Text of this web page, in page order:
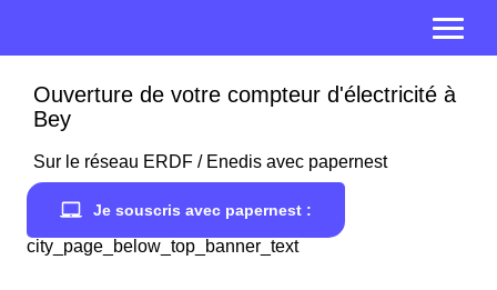
Ouverture de votre compteur d'électricité à
Bey
Sur le réseau ERDF / Enedis avec papernest
Je souscris avec papernest :
city_page_below_top_banner_text